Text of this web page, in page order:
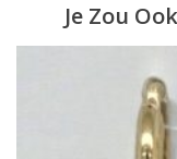
Je Zou